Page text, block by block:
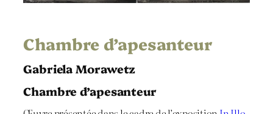
Chambre d’apesanteur
Gabriela Morawetz
Chambre d’apesanteur